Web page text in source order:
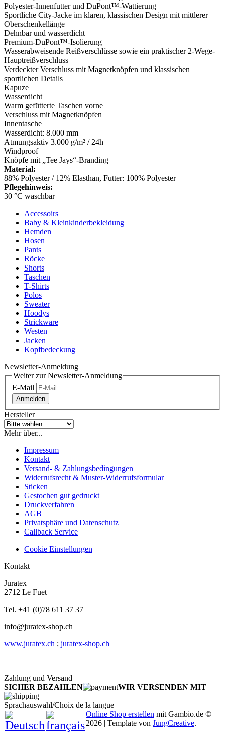
Polyester-Innenfutter und DuPont™-Wattierung
Sportliche City-Jacke im klaren, klassischen Design mit mittlerer
Oberschenkellänge
Dehnbar und wasserdicht
Premium-DuPont™-Isolierung
Wasserabweisende Reißverschlüsse sowie ein praktischer 2-Wege-
Hauptreißverschluss
Verdeckter Verschluss mit Magnetknöpfen und klassischen
sportlichen Details
Kapuze
Wasserdicht
Warm gefütterte Taschen vorne
Verschluss mit Magnetknöpfen
Innentasche
Wasserdicht: 8.000 mm
Atmungsaktiv 3.000 g/m² / 24h
Windproof
Knöpfe mit „Tee Jays“-Branding
Material:
88% Polyester / 12% Elasthan, Futter: 100% Polyester
Pflegehinweis:
30 °C waschbar
Accessoirs
Baby & Kleinkinderbekleidung
Hemden
Hosen
Pants
Röcke
Shorts
Taschen
T-Shirts
Polos
Sweater
Hoodys
Strickware
Westen
Jacken
Kopfbedeckung
Newsletter-Anmeldung
Weiter zur Newsletter-Anmeldung
E-Mail
Anmelden
Hersteller
Mehr über...
Impressum
Kontakt
Versand- & Zahlungsbedingungen
Widerrufsrecht & Muster-Widerrufsformular
Sticken
Gestochen gut gedruckt
Druckverfahren
AGB
Privatsphäre und Datenschutz
Callback Service
Cookie Einstellungen
Kontakt
Juratex
2712 Le Fuet
Tel. +41 (0)78 611 37 37
info@juratex-shop.ch
www.juratex.ch ; juratex-shop.ch
Zahlung und Versand
SICHER BEZAHLEN
WIR VERSENDEN MIT
Sprachauswahl/Choix de la langue
Online Shop erstellen mit Gambio.de ©
2026 | Template von JungCreative.